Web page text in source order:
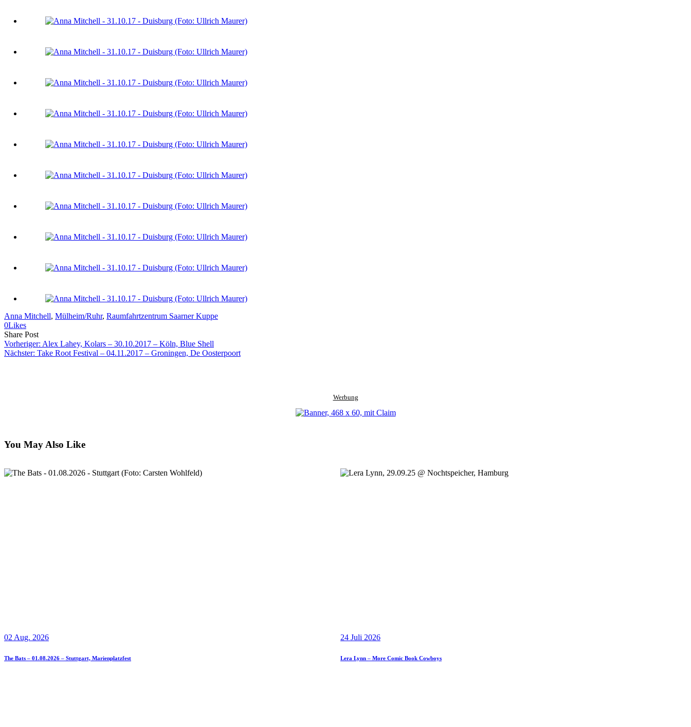
Anna Mitchell, Mülheim/Ruhr, Raumfahrtzentrum Saarner Kuppe
0Likes
Share PostShare
on
Facebook
Copy
URL
to
Send
Link
via
Vorheriger: Alex Lahey, Kolars – 30.10.2017 – Köln, Blue Shell
Nächster: Take Root Festival – 04.11.2017 – Groningen, De Oosterpoort
Werbung
You May Also Like
02 Aug. 2026
The Bats – 01.08.2026 – Stuttgart, Marienplatzfest
24 Juli 2026
Lera Lynn – More Comic Book Cowboys